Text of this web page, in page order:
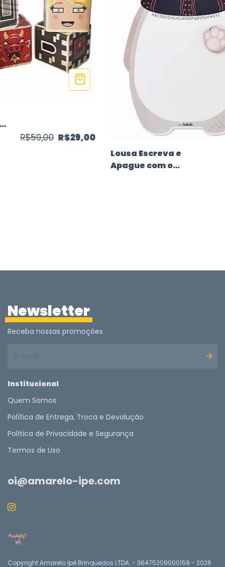
R$59,00 R$29,00
Lousa Escreva e
Apague com o
Newsletter
Receba nossas promoções
Institucional
Quem Somos
Política de Entrega, Troca e Devolução
Política de Privacidade e Segurança
Termos de Uso
oi@amarelo-ipe.com
Copyright Amarelo Ipê Brinquedos LTDA. - 36475209000159 - 2026